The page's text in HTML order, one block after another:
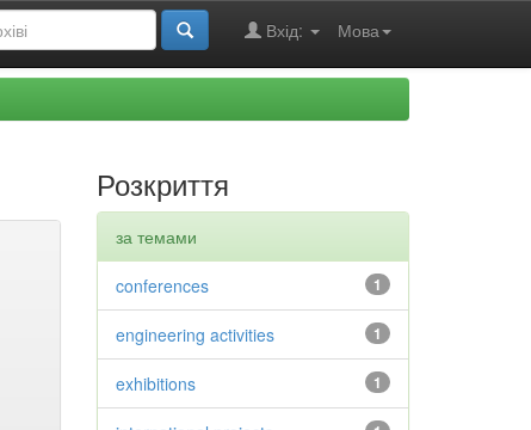
Мова
Вхід:
Розкриття
за темами
1
conferences
1
engineering activities
1
exhibitions